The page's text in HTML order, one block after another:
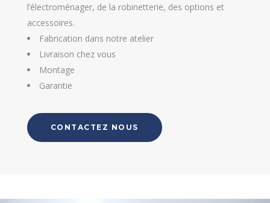
l’électroménager, de la robinetterie, des options et
accessoires.
Fabrication dans notre atelier
Livraison chez vous
Montage
Garantie
CONTACTEZ NOUS